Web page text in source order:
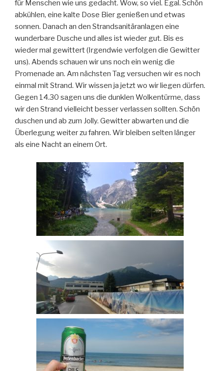
für Menschen wie uns gedacht. Wow, so viel. Egal. Schön
abkühlen, eine kalte Dose Bier genießen und etwas
sonnen. Danach an den Strandsanitäranlagen eine
wunderbare Dusche und alles ist wieder gut. Bis es
wieder mal gewittert (Irgendwie verfolgen die Gewitter
uns). Abends schauen wir uns noch ein wenig die
Promenade an. Am nächsten Tag versuchen wir es noch
einmal mit Strand. Wir wissen ja jetzt wo wir liegen dürfen.
Gegen 14.30 sagen uns die dunklen Wolkentürme, dass
wir den Strand vielleicht besser verlassen sollten. Schön
duschen und ab zum Jolly. Gewitter abwarten und die
Überlegung weiter zu fahren. Wir bleiben selten länger
als eine Nacht an einem Ort.